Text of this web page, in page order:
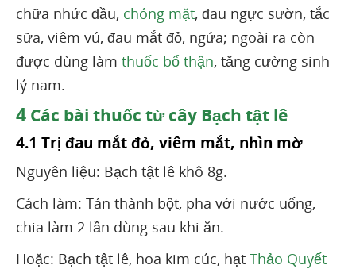
chữa nhức đầu, chóng mặt, đau ngực sườn, tắc
sữa, viêm vú, đau mắt đỏ, ngứa; ngoài ra còn
được dùng làm thuốc bổ thận, tăng cường sinh
lý nam.
4 Các bài thuốc từ cây Bạch tật lê
4.1 Trị đau mắt đỏ, viêm mắt, nhìn mờ
Nguyên liệu: Bạch tật lê khô 8g.
Cách làm: Tán thành bột, pha với nước uống,
chia làm 2 lần dùng sau khi ăn.
Hoặc: Bạch tật lê, hoa kim cúc, hạt Thảo Quyết